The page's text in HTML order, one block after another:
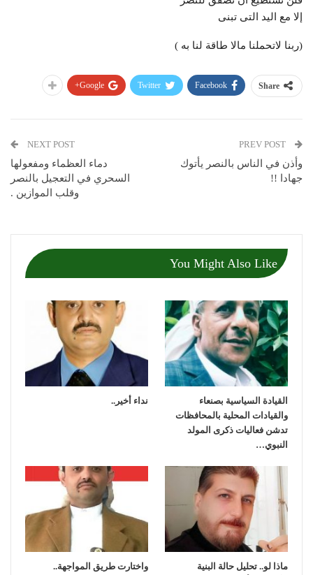
إلا مع اليد التى تبنى
(ربنا لاتحملنا مالا طاقة لنا به )
Share
Facebook
Twitter
Google+
وأذن في الناس بالنصر يأتوك
جهادا !!
NEXT POST
دماء العظماء ومفعولها
السحري في التعجيل بالنصر
وقلب الموازين .
You Might Also Like
القيادة السياسية بصنعاء
والقيادات المحلية بالمحافظات
تدشن فعاليات ذكرى المولد
النبوي…
نداء أخير..
ماذا لو.. تحليل حالة البنية
واختارت طريق المواجهة..